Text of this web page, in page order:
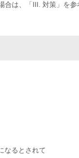
は、「III. 対策」を
なるとされて